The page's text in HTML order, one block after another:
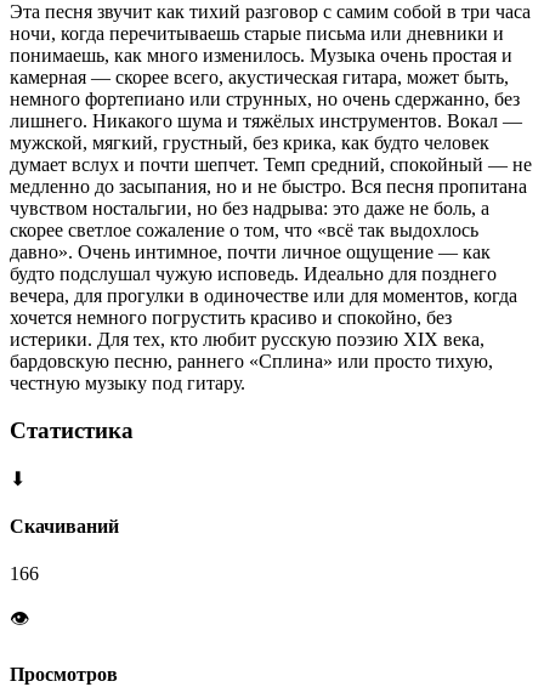
Эта песня звучит как тихий разговор с самим собой в три часа
ночи, когда перечитываешь старые письма или дневники и
понимаешь, как много изменилось. Музыка очень простая и
камерная — скорее всего, акустическая гитара, может быть,
немного фортепиано или струнных, но очень сдержанно, без
лишнего. Никакого шума и тяжёлых инструментов. Вокал —
мужской, мягкий, грустный, без крика, как будто человек
думает вслух и почти шепчет. Темп средний, спокойный — не
медленно до засыпания, но и не быстро. Вся песня пропитана
чувством ностальгии, но без надрыва: это даже не боль, а
скорее светлое сожаление о том, что «всё так выдохлось
давно». Очень интимное, почти личное ощущение — как
будто подслушал чужую исповедь. Идеально для позднего
вечера, для прогулки в одиночестве или для моментов, когда
хочется немного погрустить красиво и спокойно, без
истерики. Для тех, кто любит русскую поэзию XIX века,
бардовскую песню, раннего «Сплина» или просто тихую,
честную музыку под гитару.
Статистика
⬇
Скачиваний
166
👁
Просмотров